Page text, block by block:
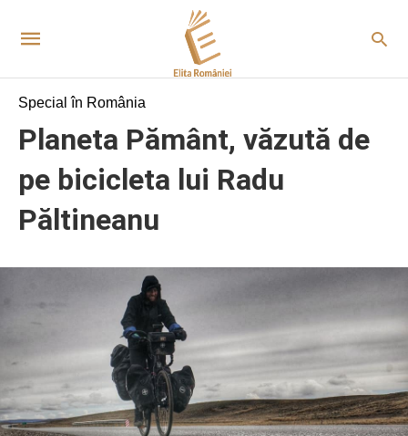
Special în România
Planeta Pământ, văzută de
pe bicicleta lui Radu
Păltineanu